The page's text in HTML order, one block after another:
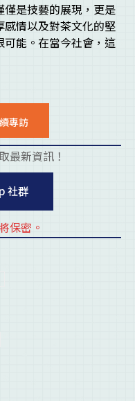
是技藝的展現，更是
情以及對茶文化的堅
能。在當今社會，這
專訪
最新資訊！
社群
保密。